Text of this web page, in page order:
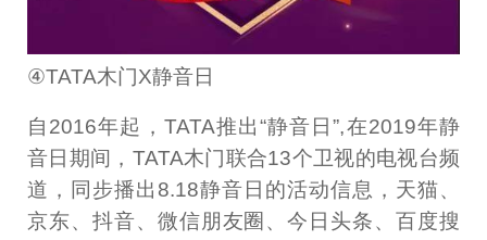
④TATA木门X静音日
自2016年起，TATA推出“静音日”,在2019年静
音日期间，TATA木门联合13个卫视的电视台频
道，同步播出8.18静音日的活动信息，天猫、
京东、抖音、微信朋友圈、今日头条、百度搜